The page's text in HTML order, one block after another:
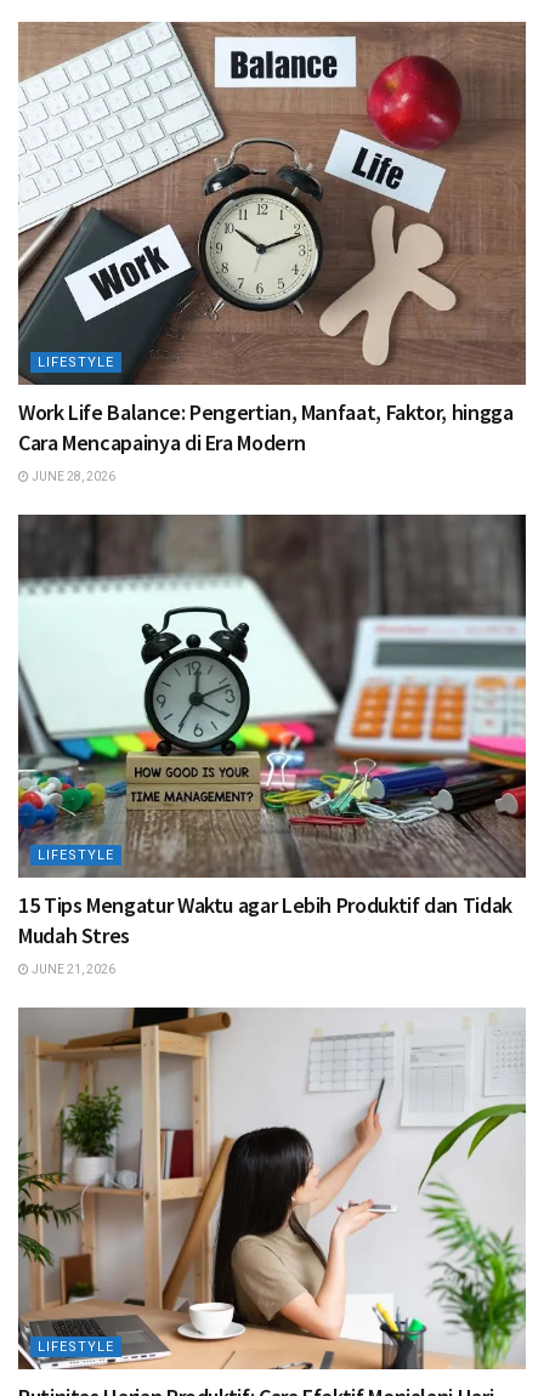
LIFESTYLE
Work Life Balance: Pengertian, Manfaat, Faktor, hingga
Cara Mencapainya di Era Modern
JUNE 28, 2026
LIFESTYLE
15 Tips Mengatur Waktu agar Lebih Produktif dan Tidak
Mudah Stres
JUNE 21, 2026
LIFESTYLE